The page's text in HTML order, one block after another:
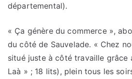
départemental).
« Ça génère du commerce »,
du côté de Sauvelade. « Chez
situé juste à côté travaille grâce
Laà » ; 18 lits), plein tous les